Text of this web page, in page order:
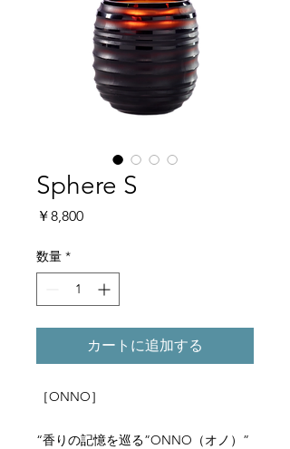
Sphere S
￥8,800価
数量 *
カートに追加する
［ONNO］
“香りの記憶を巡る”ONNO（オノ）”